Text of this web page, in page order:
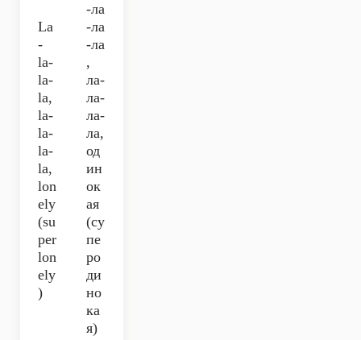
La
-
la-
la-
la,
la-
la-
la-
la,
lon
ely
(su
per
lon
ely
)
-ла
-ла
-ла
,
ла-
ла-
ла-
ла,
од
ин
ок
ая
(су
пе
ро
ди
но
ка
я)